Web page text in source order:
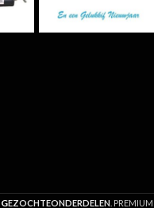
GEZOCHTEONDERDELEN. PREMIUM